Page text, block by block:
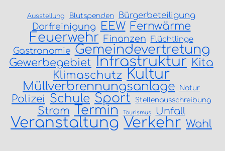
Ausstellung Blutspenden Bürgerbeteiligung
Dorfreinigung EEW Fernwärme
Feuerwehr Finanzen Flüchtlinge
Gastronomie Gemeindevertretung
Gewerbegebiet Infrastruktur Kita
Klimaschutz Kultur
Müllverbrennungsanlage Natur
Polizei Schule Sport Stellenausschreibung
Strom Termin Tourismus Unfall
Veranstaltung Verkehr Wahl